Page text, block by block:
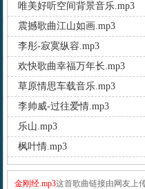
唯美好听空间背景音乐.mp3
震撼歌曲江山如画.mp3
李彤-寂寞纵容.mp3
欢快歌曲幸福万年长.mp3
草原情思车载音乐.mp3
李帅威-过往爱情.mp3
乐山.mp3
枫叶情.mp3
金刚经.mp3这首歌曲链接由网友上